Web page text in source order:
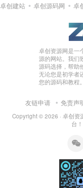
卓创建站 卓创源码网 卓
卓创资源网是一
源的网站。我们
源码选择，帮助
无论您是初学者
您的源码和教程
友链申请 免责声
Copyright © 2026 · 卓创资
台！